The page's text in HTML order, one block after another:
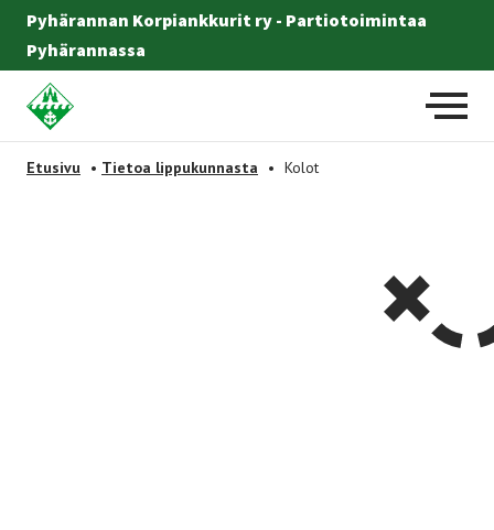
Pyhärannan Korpiankkurit ry - Partiotoimintaa
Pyhärannassa
Etusivulle
-
Etusivu • Tietoa lippukunnasta • Kolot